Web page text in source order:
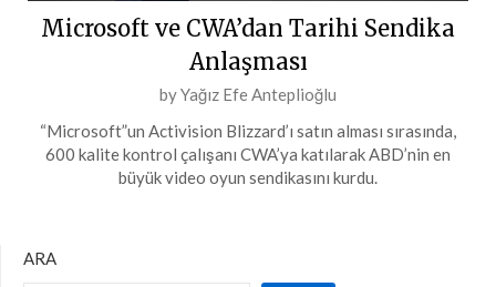
Microsoft ve CWA’dan Tarihi Sendika
Anlaşması
Posted
on
9
Mart
byYağız Efe Anteplioğlu
“Microsoft”un Activision Blizzard’ı satın alması sırasında,
600 kalite kontrol çalışanı CWA’ya katılarak ABD’nin en
büyük video oyun sendikasını kurdu.
ARA